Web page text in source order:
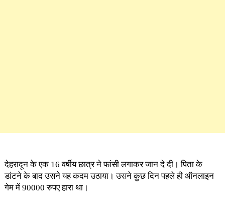
देहरादून के एक 16 वर्षीय छात्र ने फांसी लगाकर जान दे दी। पिता के
डांटने के बाद उसने यह कदम उठाया। उसने कुछ दिन पहले ही ऑनलाइन
गेम में 90000 रुपए हारा था।